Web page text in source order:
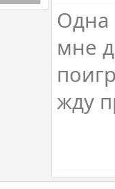
Одна
мне
жду